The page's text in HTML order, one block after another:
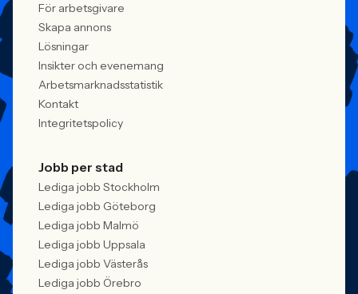
För arbetsgivare
Skapa annons
Lösningar
Insikter och evenemang
Arbetsmarknadsstatistik
Kontakt
Integritetspolicy
Jobb per stad
Lediga jobb Stockholm
Lediga jobb Göteborg
Lediga jobb Malmö
Lediga jobb Uppsala
Lediga jobb Västerås
Lediga jobb Örebro